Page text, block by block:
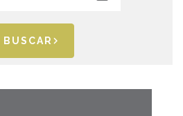
BUSCAR